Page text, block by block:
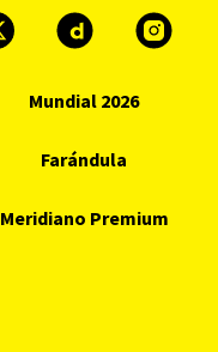
Mundial 2026
Farándula
Meridiano Premium